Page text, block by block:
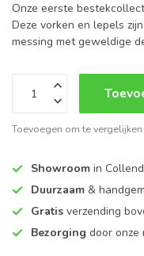
Onze eerste
Deze vorken en lepels
messing met geweldige
Toevoegen om te vergelijken
Showroom in
Duurzaam &
Gratis verzending
Bezorging door onze